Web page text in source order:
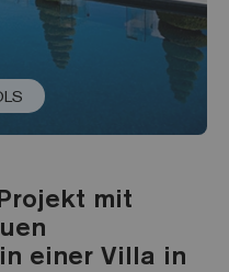
mit
einer Villa in